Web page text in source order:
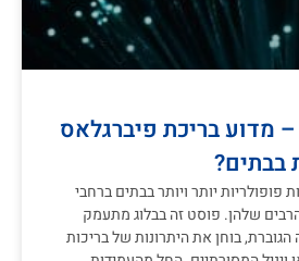
– מדוע בריכת פיברגלאס
בבתים?
פופולריות יותר ויותר בבתים ברחבי
שלהן. פוסט זה בבלוג מתעמק
בוחן את היתרונות של בריכות